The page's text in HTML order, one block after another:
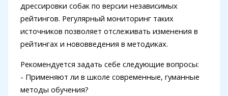
дрессировки собак по версии независимых
рейтингов. Регулярный мониторинг таких
источников позволяет отслеживать изменения в
рейтингах и нововведения в методиках.
Рекомендуется задать себе следующие вопросы:
- Применяют ли в школе современные, гуманные
методы обучения?